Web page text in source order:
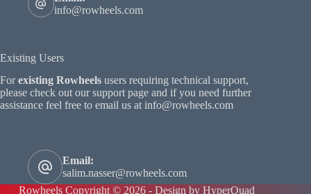
info@rowheels.com
Existing Users
Forexisting Rowheels users requiring technical support,
please check out our support page and if you need further
assistance feel free to email us at info@rowheels.com
Email:
salim.nasser@rowheels.com
Rowheels Copyright © 2026 - Design by HyperQuad